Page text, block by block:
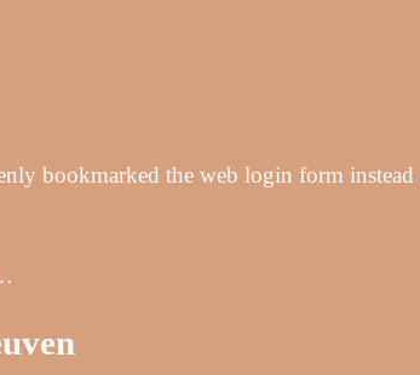
bookmarked the web login form